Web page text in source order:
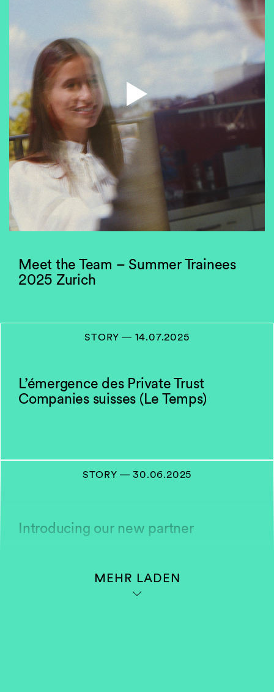
Meet the Team – Summer Trainees
2025 Zurich
STORY ― 14.07.2025
L’émergence des Private Trust
Companies suisses (Le Temps)
STORY―30.06.2025
Introducing our new partner
MEHR LADEN